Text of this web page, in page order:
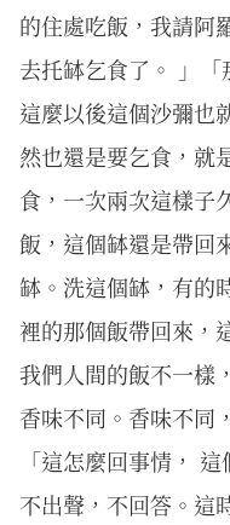
的住處吃飯，我請阿
去托缽乞食了。 」
這麼以後這個沙彌也
然也還是要乞食，就
食，一次兩次這樣子
飯，這個缽還是帶回
缽。洗這個缽，有的
裡的那個飯帶回來，
我們人間的飯不一樣
香味不同。香味不同
「這怎麼回事情，
不出聲，不回答。這